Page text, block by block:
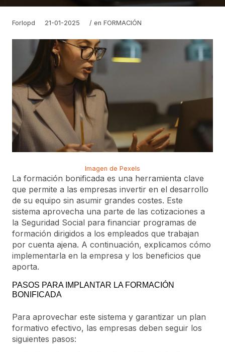
Forlopd 21-01-2025 / enFORMACIÓN
Imagen de Pexels
La formación bonificada es una herramienta clave
que permite a las empresas invertir en el desarrollo
de su equipo sin asumir grandes costes. Este
sistema aprovecha una parte de las cotizaciones a
la Seguridad Social para financiar programas de
formación dirigidos a los empleados que trabajan
por cuenta ajena. A continuación, explicamos cómo
implementarla en la empresa y los beneficios que
aporta.
PASOS PARA IMPLANTAR LA FORMACIÓN
BONIFICADA
Para aprovechar este sistema y garantizar un plan
formativo efectivo, las empresas deben seguir los
siguientes pasos: